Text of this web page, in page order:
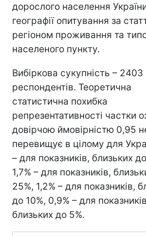
дорослого населення
географії опитування за
регіоном проживання та
населеного пункту.
Вибіркова сукупність – 2403
респондентів. Теоретична
статистична похибка
репрезентативності частки
довірчою ймовірністю 0,95
перевищує в цілому для
– для показників, близьких
1,7% – для показників,
25%, 1,2% – для показників,
до 10%, 0,9% – для
близьких до 5%.